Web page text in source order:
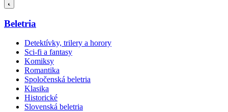
Beletria
Detektívky, trilery a horory
Sci-fi a fantasy
Komiksy
Romantika
Spoločenská beletria
Klasika
Historické
Slovenská beletria